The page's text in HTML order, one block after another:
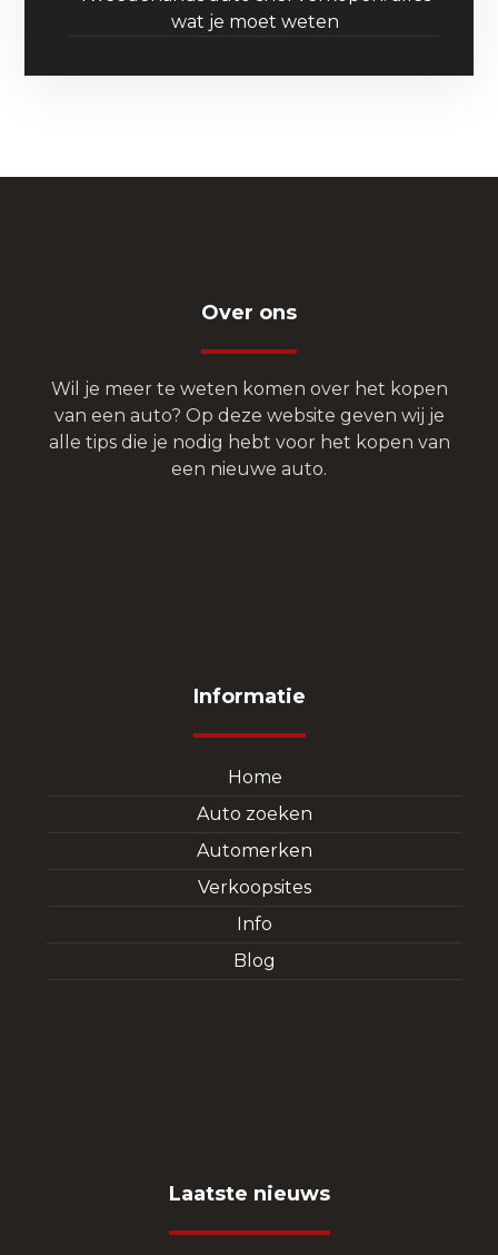
wat je moet weten
Over ons
Wil je meer te weten komen over het kopen
van een auto? Op deze website geven wij je
alle tips die je nodig hebt voor het kopen van
een nieuwe auto.
Informatie
Home
Auto zoeken
Automerken
Verkoopsites
Info
Blog
Laatste nieuws